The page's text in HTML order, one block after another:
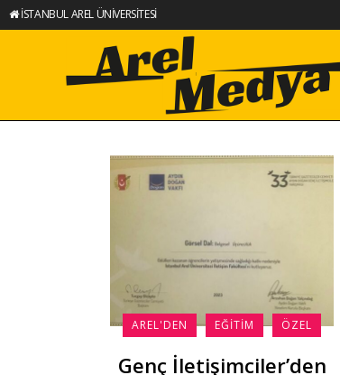
İSTANBUL AREL ÜNİVERSİTESİ
AREL'DEN EĞITIM ÖZEL
Genç İletişimciler’den